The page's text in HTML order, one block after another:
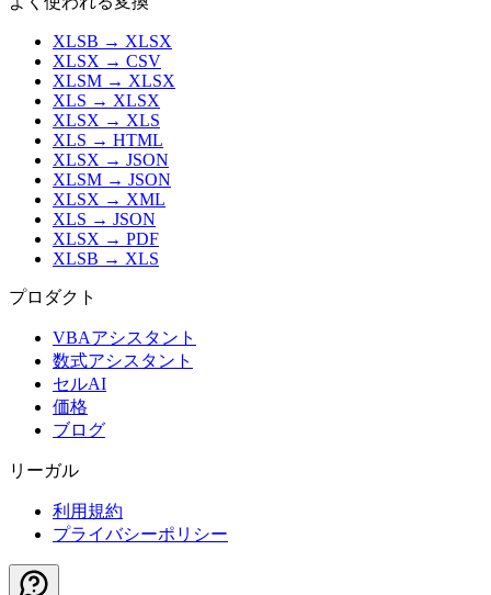
XLSB → XLSX
XLSX → CSV
XLSM → XLSX
XLS → XLSX
XLSX → XLS
XLS → HTML
XLSX → JSON
XLSM → JSON
XLSX → XML
XLS → JSON
XLSX → PDF
XLSB → XLS
プロダクト
VBAアシスタント
数式アシスタント
セルAI
価格
ブログ
リーガル
利用規約
プライバシーポリシー